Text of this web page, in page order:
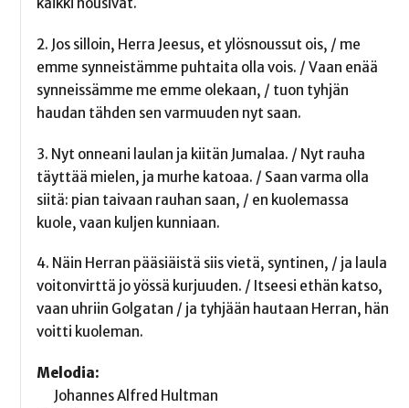
2. Jos silloin, Herra Jeesus, et ylösnoussut ois, / me
emme synneistämme puhtaita olla vois. / Vaan enää
synneissämme me emme olekaan, / tuon tyhjän
haudan tähden sen varmuuden nyt saan.
3. Nyt onneani laulan ja kiitän Jumalaa. / Nyt rauha
täyttää mielen, ja murhe katoaa. / Saan varma olla
siitä: pian taivaan rauhan saan, / en kuolemassa
kuole, vaan kuljen kunniaan.
4. Näin Herran pääsiäistä siis vietä, syntinen, / ja laula
voitonvirttä jo yössä kurjuuden. / Itseesi ethän katso,
vaan uhriin Golgatan / ja tyhjään hautaan Herran, hän
voitti kuoleman.
Melodia:
Johannes Alfred Hultman